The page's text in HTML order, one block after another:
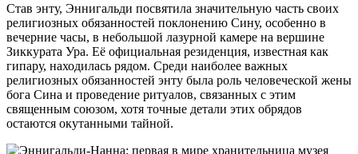
Став энту, Эннигальди посвятила значительную часть своих
религиозных обязанностей поклонению Сину, особенно в
вечерние часы, в небольшой лазурной камере на вершине
Зиккурата Ура. Её официальная резиденция, известная как
гипару, находилась рядом. Среди наиболее важных
религиозных обязанностей энту была роль человеческой жены
бога Сина и проведение ритуалов, связанных с этим
священным союзом, хотя точные детали этих обрядов
остаются окутанными тайной.